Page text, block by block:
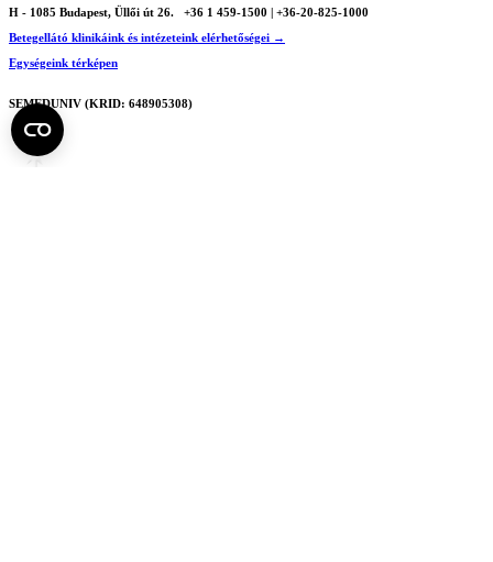
H - 1085 Budapest, Üllői út 26.
+36 1 459-1500 | +36-20-825-1000
Betegellátó klinikáink és intézeteink elérhetőségei →
Egységeink térképen
SEMEDUNIV (KRID: 648905308)